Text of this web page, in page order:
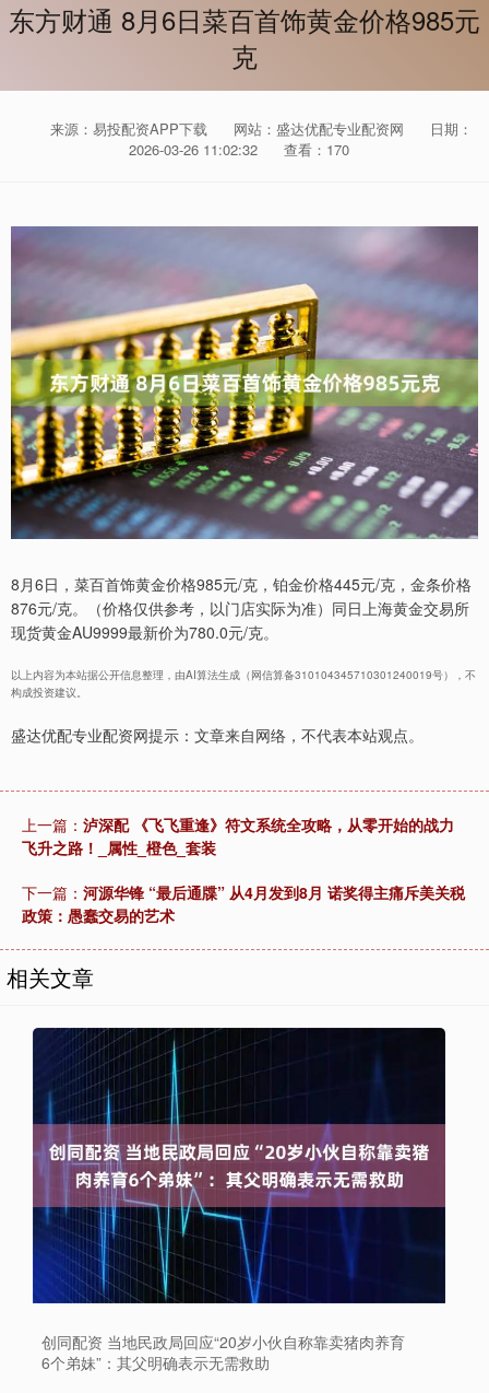
东方财通 8月6日菜百首饰黄金价格985元
克
来源：易投配资APP下载 网站：盛达优配专业配资网
日期：
2026-03-26 11:02:32
查看：170
8月6日，菜百首饰黄金价格985元/克，铂金价格445元/克，金条价格
876元/克。（价格仅供参考，以门店实际为准）同日上海黄金交易所
现货黄金AU9999最新价为780.0元/克。
以上内容为本站据公开信息整理，由AI算法生成（网信算备310104345710301240019号），不
构成投资建议。
盛达优配专业配资网提示：文章来自网络，不代表本站观点。
上一篇： 泸深配 《飞飞重逢》符文系统全攻略，从零开始的战力
飞升之路！_属性_橙色_套装
下一篇： 河源华锋 “最后通牒” 从4月发到8月 诺奖得主痛斥美关税
政策：愚蠢交易的艺术
相关文章
创同配资 当地民政局回应“20岁小伙自称靠卖猪肉养育
6个弟妹”：其父明确表示无需救助